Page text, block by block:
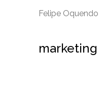
Felipe Oquendo
marketing